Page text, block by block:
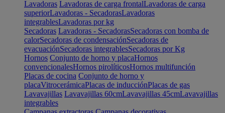
Lavadoras Lavadoras de carga frontalLavadoras de carga
superiorLavadoras - SecadorasLavadoras
integrablesLavadoras por kg
Secadoras Lavadoras - SecadorasSecadoras con bomba de
calorSecadoras de condensaciónSecadoras de
evacuaciónSecadoras integrablesSecadoras por Kg
Hornos Conjunto de horno y placaHornos
convencionalesHornos pirolíticosHornos multifunción
Placas de cocina Conjunto de horno y
placaVitrocerámicaPlacas de inducciónPlacas de gas
Lavavajillas Lavavajillas 60cmLavavajillas 45cmLavavajillas
integrables